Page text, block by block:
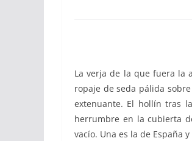
La verja de la que fuera la
ropaje de seda pálida
extenuante. El hollín tras
herrumbre en la cubierta
vacío. Una es la de España